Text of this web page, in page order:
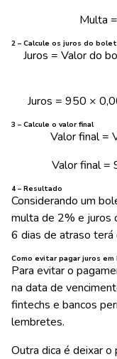
Multa
2 – Calcule os juros do
Juros = Valor do
Juros = 950 ×
3 – Calcule o valor final
Valor final =
Valor final
4 – Resultado
Considerando um
multa de 2% e juros
6 dias de atraso
Como evitar pagar juros
Para evitar o
na data de
fintechs e bancos
lembretes.
Outra dica é deixar